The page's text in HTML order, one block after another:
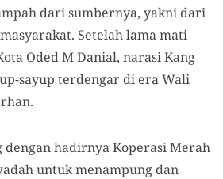
dari sumbernya, yakni dari
Setelah lama mati
Oded M Danial, narasi Kang
sayup terdengar di era Wali
dengan hadirnya Koperasi Merah
untuk menampung dan